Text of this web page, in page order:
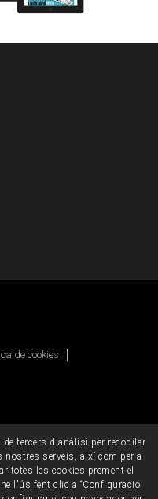
de cookies
tercers d'anàlisi per recopilar
serveis, així com per a
totes les cookies prement el
l'ús fent clic a “Configuració